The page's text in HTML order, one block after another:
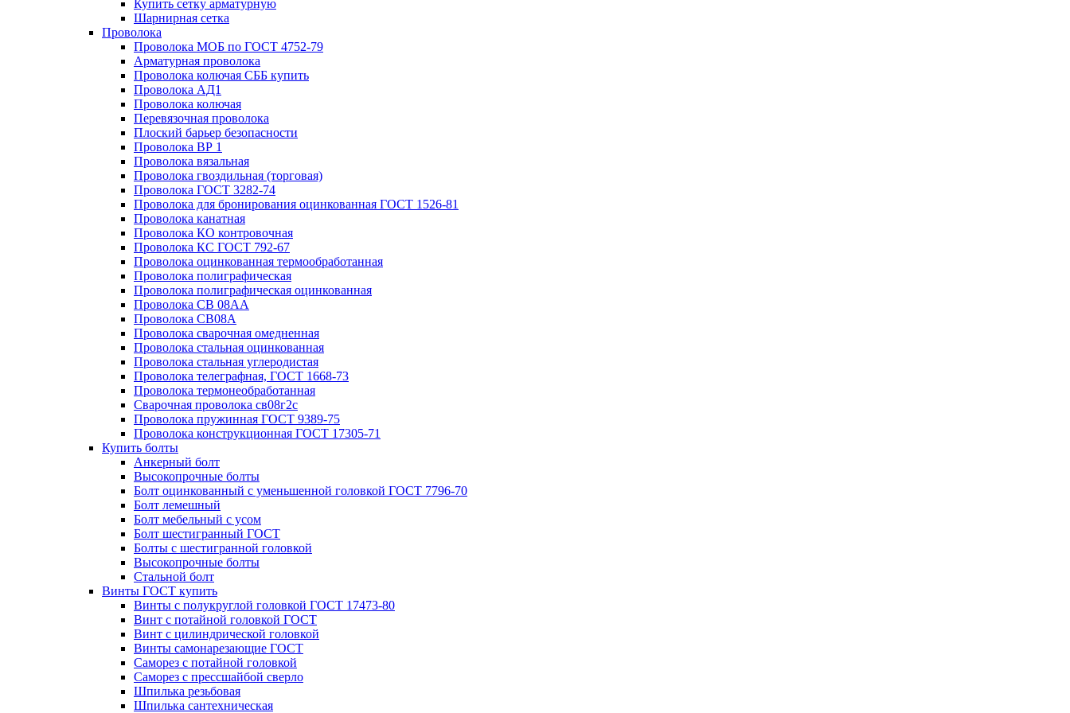
Купить сетку арматурную
Шарнирная сетка
Проволока
Проволока МОБ по ГОСТ 4752-79
Арматурная проволока
Проволока колючая СББ купить
Проволока АД1
Проволока колючая
Перевязочная проволока
Плоский барьер безопасности
Проволока ВР 1
Проволока вязальная
Проволока гвоздильная (торговая)
Проволока ГОСТ 3282-74
Проволока для бронирования оцинкованная ГОСТ 1526-81
Проволока канатная
Проволока КО контровочная
Проволока КС ГОСТ 792-67
Проволока оцинкованная термообработанная
Проволока полиграфическая
Проволока полиграфическая оцинкованная
Проволока СВ 08АА
Проволока СВ08А
Проволока сварочная омедненная
Проволока стальная оцинкованная
Проволока стальная углеродистая
Проволока телеграфная, ГОСТ 1668-73
Проволока термонеобработанная
Сварочная проволока св08г2с
Проволока пружинная ГОСТ 9389-75
Проволока конструкционная ГОСТ 17305-71
Купить болты
Анкерный болт
Высокопрочные болты
Болт оцинкованный с уменьшенной головкой ГОСТ 7796-70
Болт лемешный
Болт мебельный с усом
Болт шестигранный ГОСТ
Болты с шестигранной головкой
Высокопрочные болты
Стальной болт
Винты ГОСТ купить
Винты с полукруглой головкой ГОСТ 17473-80
Винт с потайной головкой ГОСТ
Винт с цилиндрической головкой
Винты самонарезающие ГОСТ
Саморез с потайной головкой
Саморез с прессшайбой сверло
Шпилька резьбовая
Шпилька сантехническая